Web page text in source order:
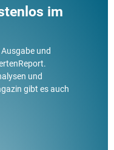
im
und
und
gibt es auch